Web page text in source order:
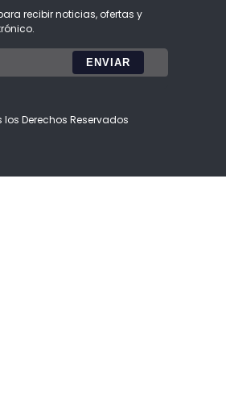
recibir noticias, ofertas y
Derechos Reservados